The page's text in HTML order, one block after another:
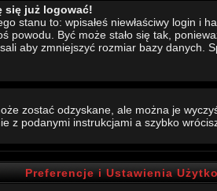
się już logować!
stanu to: wpisałeś niewłaściwy login i
powodu. Być może stało się tak,
aby zmniejszyć rozmiar bazy danych.
zostać odzyskane, ale można je
z podanymi instrukcjami a szybko
Preferencje i Ustawienia